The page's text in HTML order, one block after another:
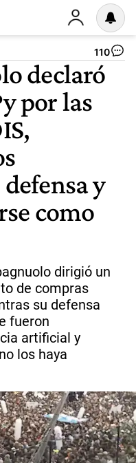
110
declaró
por las
y
como
dirigió un
de compras
su defensa
fueron
artificial y
los haya